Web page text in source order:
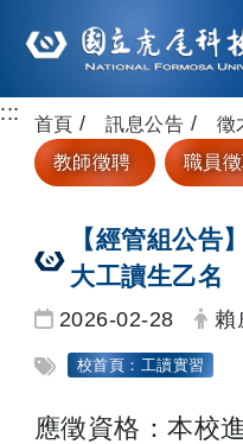
跳到
::: 首頁 訊息公告 徵
教師徵聘
職員
【經管組公告
大工讀生乙名
日期：
2026-02-28 發賴
標籤：
校首頁：工讀實習
應徵資格：本校